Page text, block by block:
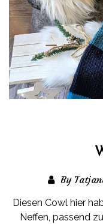
By
Diesen Cowl hier
Neffen, passend